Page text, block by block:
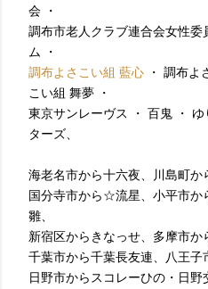
会 ・
調布市老人クラブ連合会女性
ム ・
調布よさこい組 藍心 ・ 調布よ
こい組 舞夢 ・
東京サンレーヴス ・ 百鬼 ・
ターズ、
海老名市から十六夜、川島町か
国分寺市から☆流星、小平市か
雛、
新宿区からきなっせ、多摩市か
千葉市から千葉長友連、八王子
日野市からスコレーひの・日野